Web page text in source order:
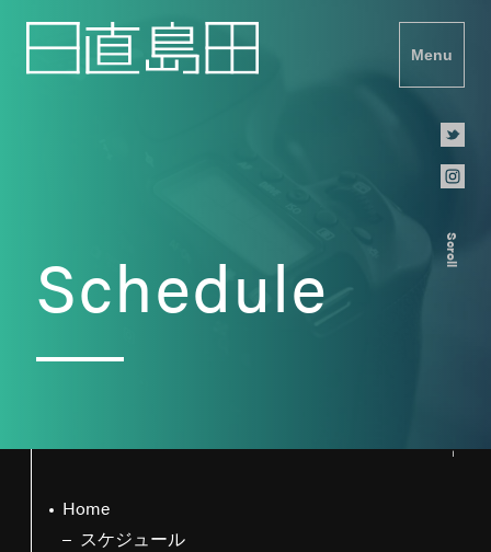
Menu
Scroll
Schedule
Home
スケジュール